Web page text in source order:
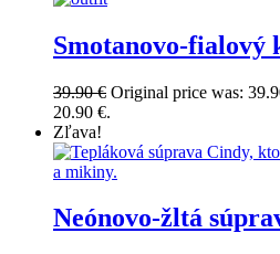
Smotanovo-fialový
39.90€ Original price was:
20.90 €.
Zľava!
Neónovo-žltá